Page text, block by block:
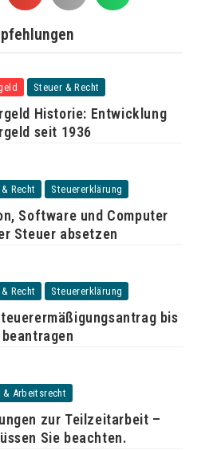
Steuer & Recht
Historie: Entwicklung
seit 1936
Recht Steuererklärung
Software und Computer
Steuer absetzen
Recht Steuererklärung
bis
& Arbeitsrecht
zur Teilzeitarbeit –
Sie beachten.